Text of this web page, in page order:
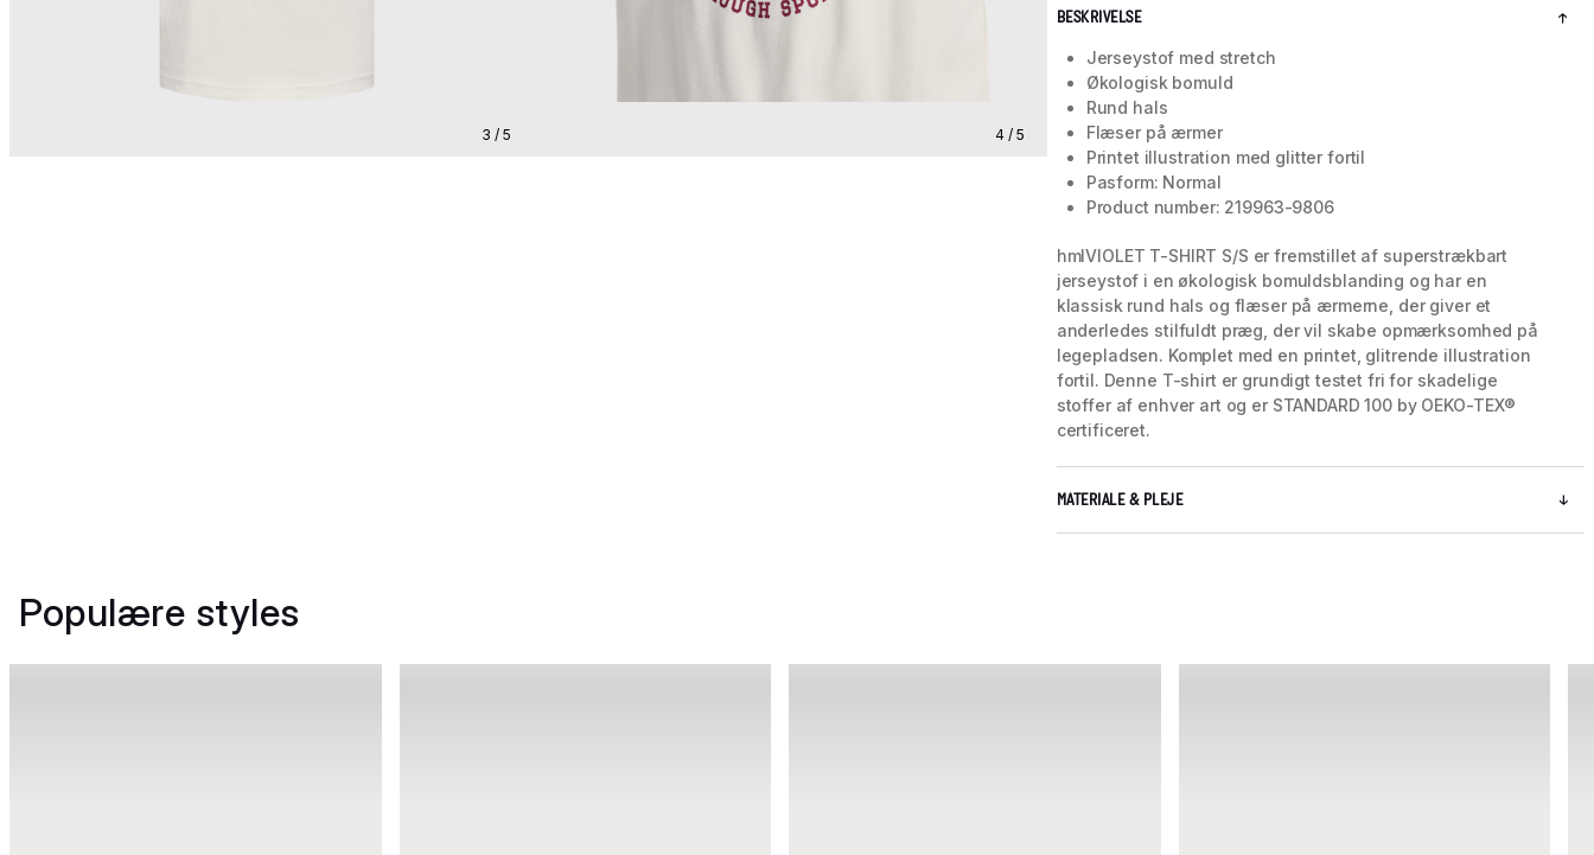
3 / 5 4 / 5
BESKRIVELSE
Jerseystof med stretch
Økologisk bomuld
Rund hals
Flæser på ærmer
Printet illustration med glitter fortil
Pasform: Normal
Product number: 219963-9806
hmlVIOLET T-SHIRT S/S er fremstillet af superstrækbart
jerseystof i en økologisk bomuldsblanding og har en
klassisk rund hals og flæser på ærmerne, der giver et
anderledes stilfuldt præg, der vil skabe opmærksomhed på
legepladsen. Komplet med en printet, glitrende illustration
fortil. Denne T-shirt er grundigt testet fri for skadelige
stoffer af enhver art og er STANDARD 100 by OEKO-TEX®
certificeret.
MATERIALE & PLEJE
Populære styles